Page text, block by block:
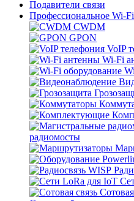
Подавители связи
Профессиональное Wi-
CWDM
GPON
VoIP
Wi-Fi
радиомосты